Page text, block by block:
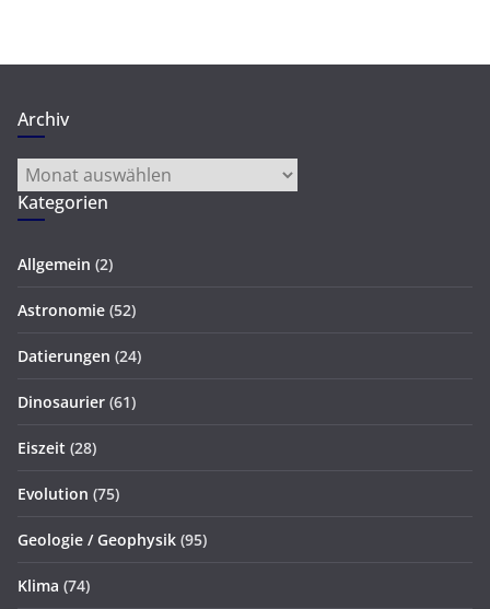
Archiv
Archiv
Kategorien
Allgemein (2)
Astronomie (52)
Datierungen (24)
Dinosaurier (61)
Eiszeit (28)
Evolution (75)
Geologie / Geophysik (95)
Klima (74)